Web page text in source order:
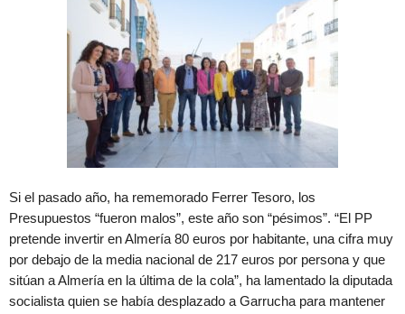
Si el pasado año, ha rememorado Ferrer Tesoro, los
Presupuestos “fueron malos”, este año son “pésimos”. “El PP
pretende invertir en Almería 80 euros por habitante, una cifra muy
por debajo de la media nacional de 217 euros por persona y que
sitúan a Almería en la última de la cola”, ha lamentado la diputada
socialista quien se había desplazado a Garrucha para mantener